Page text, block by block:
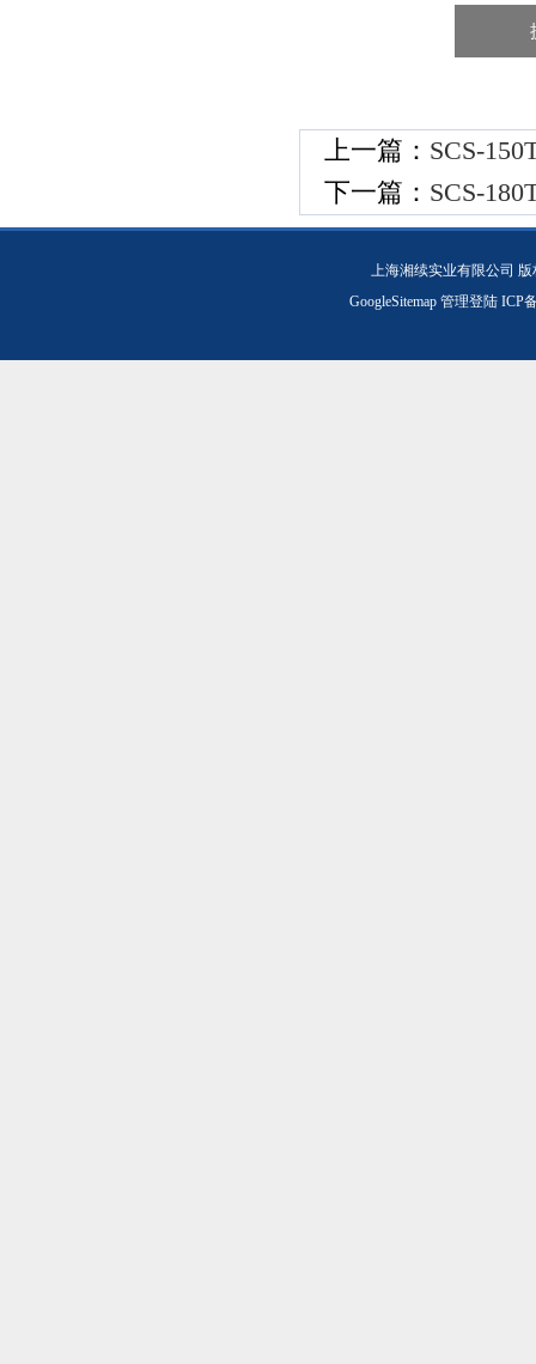
上一篇： SCS-
下一篇： SCS-
上海湘续实业有限公司
GoogleSitemap 管理登陆ICP